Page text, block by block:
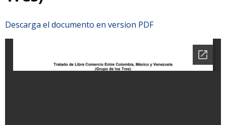
Descarga el documento en version PDF